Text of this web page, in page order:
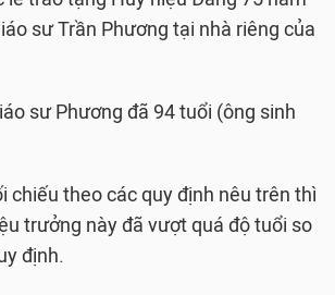
sư Trần Phương tại nhà riêng của
sư Phương đã 94 tuổi (ông sinh
chiếu theo các quy định nêu trên thì
trưởng này đã vượt quá độ tuổi so
định.